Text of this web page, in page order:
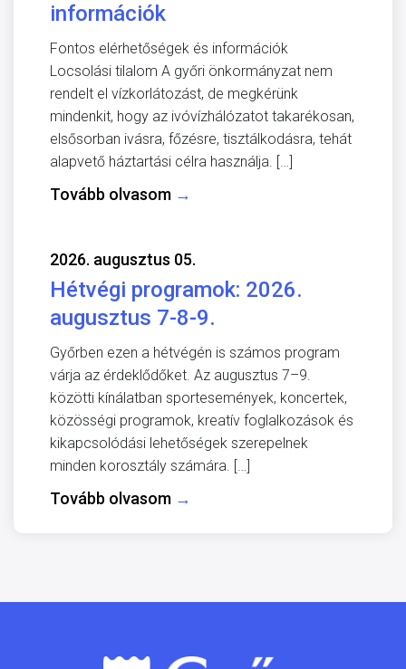
információk
Fontos elérhetőségek és információk
Locsolási tilalom A győri önkormányzat nem
rendelt el vízkorlátozást, de megkérünk
mindenkit, hogy az ivóvízhálózatot takarékosan,
elsősorban ivásra, főzésre, tisztálkodásra, tehát
alapvető háztartási célra használja. […]
Tovább olvasom →
2026. augusztus 05.
Hétvégi programok: 2026.
augusztus 7-8-9.
Győrben ezen a hétvégén is számos program
várja az érdeklődőket. Az augusztus 7–9.
közötti kínálatban sportesemények, koncertek,
közösségi programok, kreatív foglalkozások és
kikapcsolódási lehetőségek szerepelnek
minden korosztály számára. […]
Tovább olvasom →